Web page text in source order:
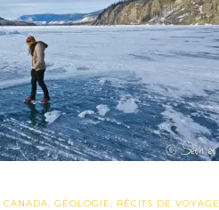
CANADA, GÉOLOGIE, RÉCITS DE VOYAGE